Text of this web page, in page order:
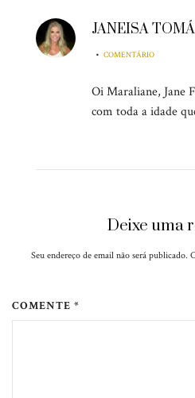
JANEISA
• COMENTÁRIO
Oi Maraliane, Jane
com toda a idade
Deixe uma
Seu endereço de email não será publicado.
COMENTE *